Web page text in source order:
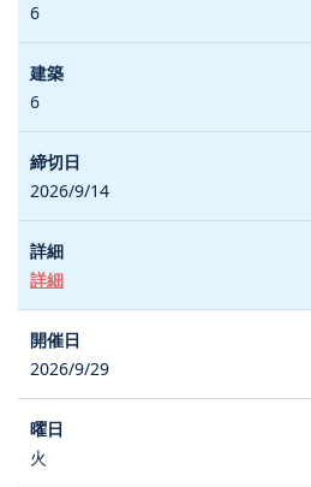
6
6
2026/9/14
詳細
2026/9/29
火